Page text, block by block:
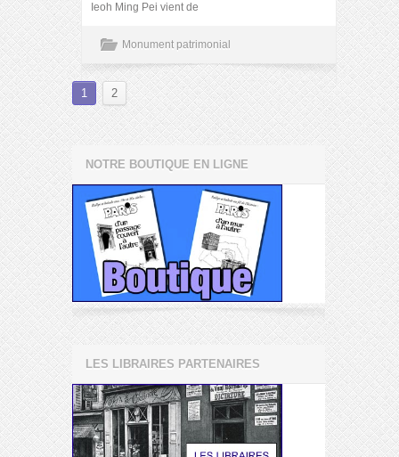
Ieoh Ming Pei vient de
Monument patrimonial
1 2
NOTRE BOUTIQUE EN LIGNE
LES LIBRAIRES PARTENAIRES